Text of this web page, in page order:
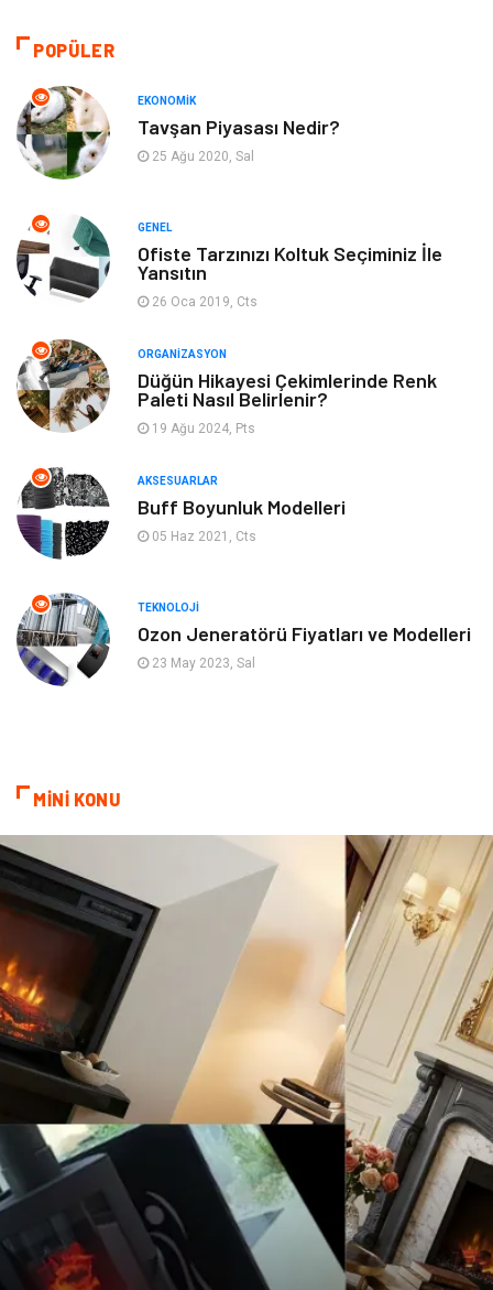
Sağlıklı Yaşam
Otomotiv
Tatil
Yeme & İçme Spor
Gençlik & Eğlence Keyif & Hobi
Aksesuarlar
Mobilya
Gayrimenkul
Ev İşleri
Astroloji
Cam sosyal
Kına Gecesi genel blog
Sigorta Veteriner
kadınlar ve takı
Spor Malzemeleri
POPÜLER
EKONOMIK
Tavşan Piyasası Nedir?
25 Ağu 2020, Sal
GENEL
Ofiste Tarzınızı Koltuk Seçiminiz İle
Yansıtın
26 Oca 2019, Cts
ORGANIZASYON
Düğün Hikayesi Çekimlerinde Renk
Paleti Nasıl Belirlenir?
19 Ağu 2024, Pts
AKSESUARLAR
Buff Boyunluk Modelleri
05 Haz 2021, Cts
TEKNOLOJI
Ozon Jeneratörü Fiyatları ve Modelleri
23 May 2023, Sal
MİNİ KONU